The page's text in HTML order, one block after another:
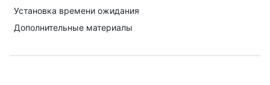
Установка времени ожидания
Дополнительные материалы